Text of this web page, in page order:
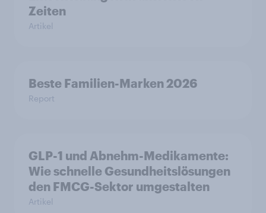
Zeiten
Artikel
Beste Familien-Marken 2026
Report
GLP-1 und Abnehm-Medikamente:
Wie schnelle Gesundheitslösungen
den FMCG-Sektor umgestalten
Artikel